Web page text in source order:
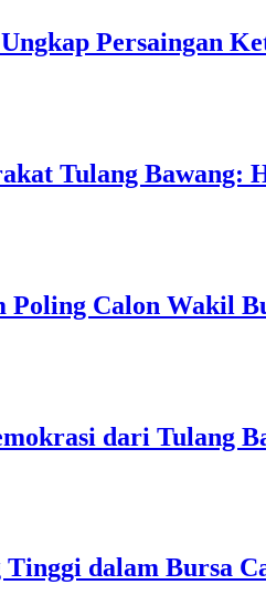
Persaingan
Tulang
Calon Wakil
dari Tulang
dalam Bursa